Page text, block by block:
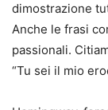
dimostrazione
Anche le frasi
passionali.
“Tu sei il mio